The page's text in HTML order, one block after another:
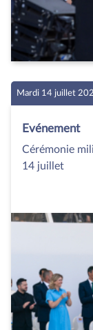
Mardi 14 juillet
Evénement
Cérémonie
14 juillet